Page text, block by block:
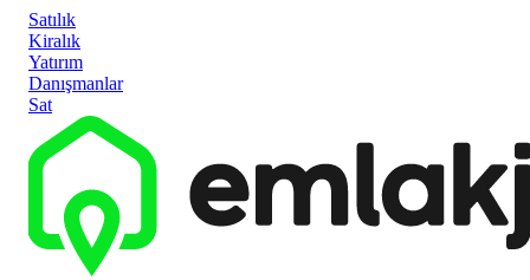
Satılık
Kiralık
Yatırım
Danışmanlar
Sat